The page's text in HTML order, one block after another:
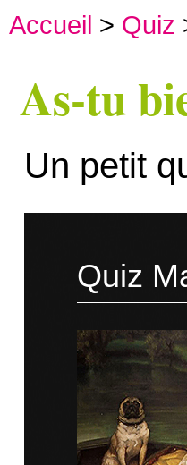
Accueil > Quiz
As-tu
Un petit